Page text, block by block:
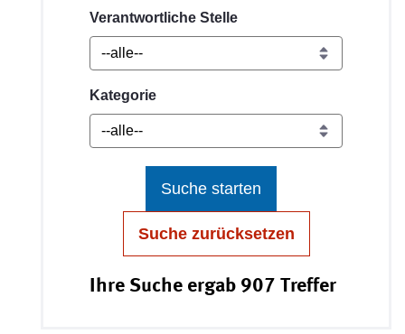
Verantwortliche Stelle
Kategorie
Suche starten
Suche zurücksetzen
Ihre Suche ergab 907 Treffer